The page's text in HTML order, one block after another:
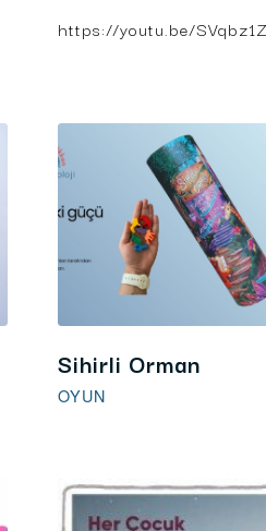
Sihirli Orman
OYUN